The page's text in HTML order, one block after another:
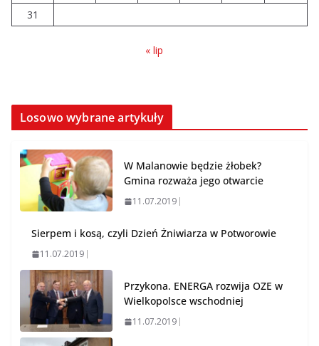
31
« lip
Losowo wybrane artykuły
W Malanowie będzie żłobek?
Gmina rozważa jego otwarcie
11.07.2019
Sierpem i kosą, czyli Dzień Żniwiarza w Potworowie
11.07.2019
Przykona. ENERGA rozwija OZE w
Wielkopolsce wschodniej
11.07.2019